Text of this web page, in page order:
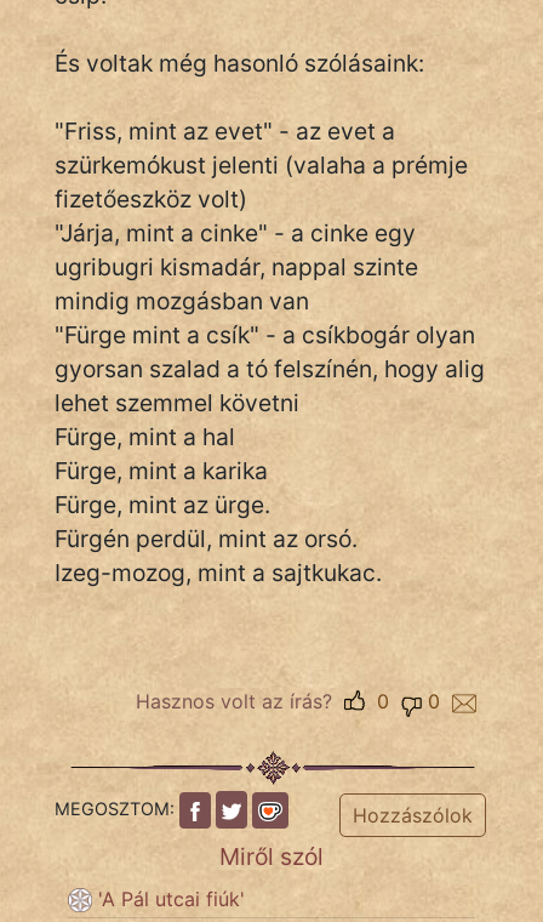
És
KÖZMONDÁS
PSZICHO
ZENE
FILM
ÉLETMÓD
MAGYARSÁG
És
TÖRTÉNELEM
Népszerű szerzőink:
Jób Gedeon
mikkamakka
És voltak még hasonló szólásaink:
"Friss, mint az evet" - az evet a
szürkemókust jelenti (valaha a prémje
fizetőeszköz volt)
"Járja, mint a cinke" - a cinke egy
ugribugri kismadár, nappal szinte
mindig mozgásban van
"Fürge mint a csík" - a csíkbogár olyan
gyorsan szalad a tó felszínén, hogy alig
lehet szemmel követni
Fürge, mint a hal
Fürge, mint a karika
Fürge, mint az ürge.
Fürgén perdül, mint az orsó.
Izeg-mozog, mint a sajtkukac.
Hasznos volt az írás? 0
0
MEGOSZTOM: Hozzászólok
Miről szól
'A Pál utcai fiúk'